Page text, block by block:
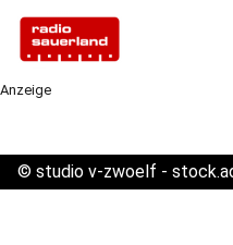
Anzeige
© studio v-zwoelf -